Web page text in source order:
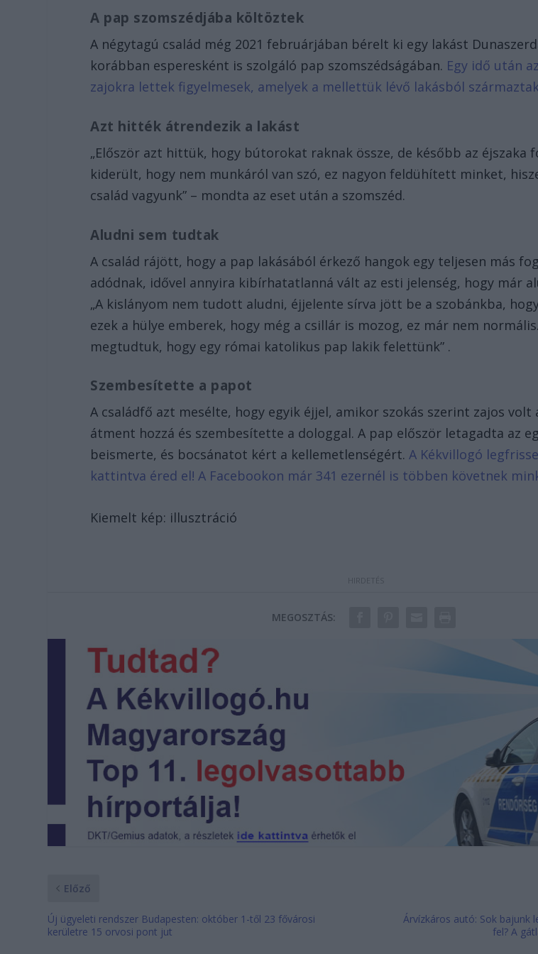
A pap szomszédjába költöztek
A négytagú család még 2021 februárjában bérelt ki egy lakást
korábban esperesként is szolgáló pap szomszédságában. Egy idő után
zajokra lettek figyelmesek, amelyek a mellettük lévő lakásból
Azt hitték átrendezik a lakást
„Először azt hittük, hogy bútorokat raknak össze, de később az éjszaka
kiderült, hogy nem munkáról van szó, ez nagyon feldühített minket,
család vagyunk” – mondta az eset után a szomszéd.
Aludni sem tudtak
A család rájött, hogy a pap lakásából érkező hangok egy teljesen más
adódnak, idővel annyira kibírhatatlanná vált az esti jelenség, hogy már
„A kislányom nem tudott aludni, éjjelente sírva jött be a szobánkba,
ezek a hülye emberek, hogy még a csillár is mozog, ez már nem
megtudtuk, hogy egy római katolikus pap lakik felettünk” .
Szembesítette a papot
A családfő azt mesélte, hogy egyik éjjel, amikor szokás szerint zajos volt
átment hozzá és szembesítette a dologgal. A pap először letagadta az
beismerte, és bocsánatot kért a kellemetlenségért.A Kékvillogó
kattintva éred el! A Facebookon már 341 ezernél is többen követnek
Kiemelt kép: illusztráció
MEGOSZTÁS:
Előző
Új ügyeleti rendszer Budapesten: október 1-től 23 fővárosi
kerületre 15 orvosi pont jut
Árvízkáros autó: Sok bajunk
fel? A